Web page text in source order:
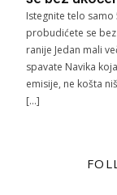
Istegnite telo
probudićete se
ranije Jedan mali
spavate Navika
emisije, ne košta
[…]